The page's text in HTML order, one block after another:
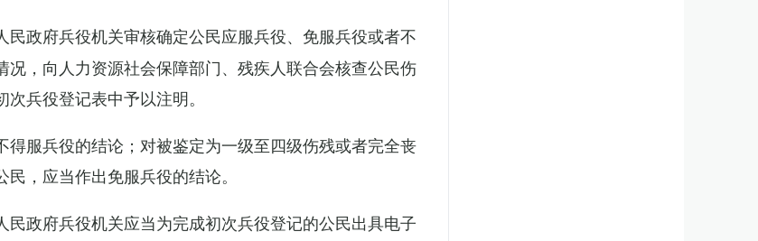
政府兵役机关审核确定公民应服兵役、免服兵役或者不
，向人力资源社会保障部门、残疾人联合会核查公民伤
兵役登记表中予以注明。
服兵役的结论；对被鉴定为一级至四级伤残或者完全丧
，应当作出免服兵役的结论。
政府兵役机关应当为完成初次兵役登记的公民出具电子